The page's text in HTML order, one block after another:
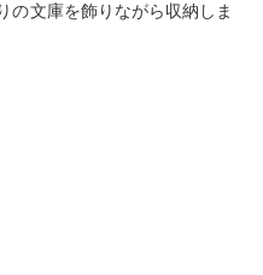
の文庫を飾りながら収納しま